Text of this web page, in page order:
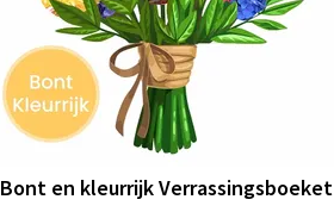
Bont en kleurrijk Verrassingsboeket